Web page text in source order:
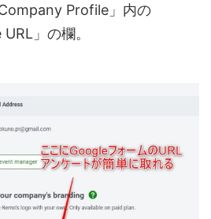
Profile」内の
」の欄。